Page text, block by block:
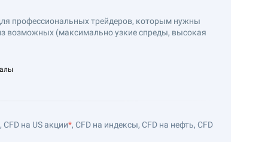
профессиональных трейдеров, которым нужны
возможных (максимально узкие спреды, высокая
на US акции*, CFD на индексы, CFD на нефть, CFD